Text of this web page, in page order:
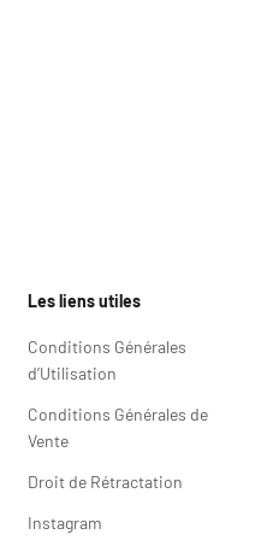
Les liens utiles
Conditions Générales
d’Utilisation
Conditions Générales de
Vente
Droit de Rétractation
Instagram